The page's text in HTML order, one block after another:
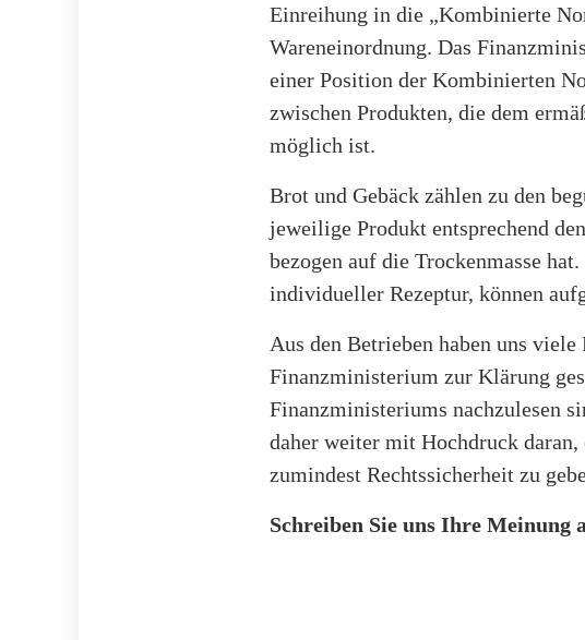
Einreihung in die „Kombinierte
Wareneinordnung. Das
einer Position der Kombinierten
zwischen Produkten, die dem
möglich ist.
Brot und Gebäck zählen zu den
jeweilige Produkt entsprechend
bezogen auf die Trockenmasse
individueller Rezeptur, können
Aus den Betrieben haben uns
Finanzministerium zur Klärung
Finanzministeriums nachzulesen
daher weiter mit Hochdruck
zumindest Rechtssicherheit zu
Schreiben Sie uns Ihre Meinung